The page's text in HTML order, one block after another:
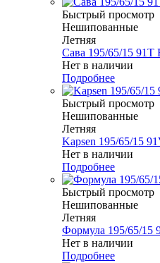
Быстрый просмотр
Нешипованные
Летняя
Сава 195/65/15 91T
Нет в наличии
Подробнее
Быстрый просмотр
Нешипованные
Летняя
Kapsen 195/65/15
Нет в наличии
Подробнее
Быстрый просмотр
Нешипованные
Летняя
Формула 195/65/15
Нет в наличии
Подробнее